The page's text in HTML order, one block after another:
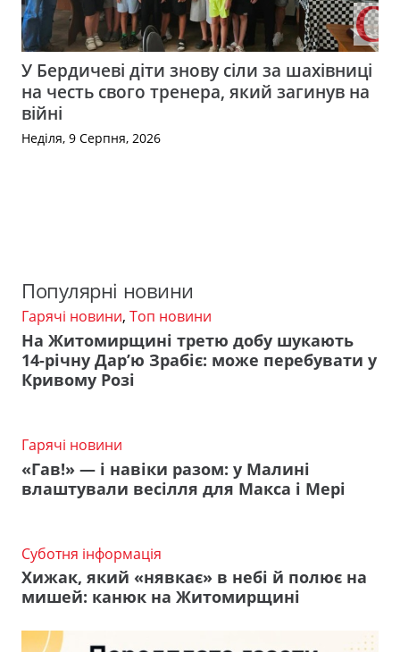
У Бердичеві діти знову сіли за шахівниці
на честь свого тренера, який загинув на
війні
Неділя, 9 Серпня, 2026
Популярні новини
Гарячі новини, Топ новини
На Житомирщині третю добу шукають
14-річну Дар’ю Зрабіє: може перебувати у
Кривому Розі
Гарячі новини
«Гав!» — і навіки разом: у Малині
влаштували весілля для Макса і Мері
Суботня інформація
Хижак, який «нявкає» в небі й полює на
мишей: канюк на Житомирщині